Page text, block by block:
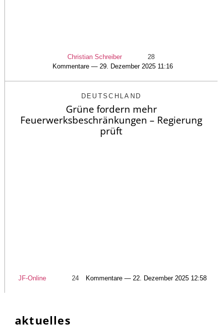
Christian Schreiber
28
Kommentare — 29. Dezember 2025 11:16
DEUTSCHLAND
Grüne fordern mehr
Feuerwerksbeschränkungen – Regierung
prüft
JF-Online 24 Kommentare — 22. Dezember 2025 12:58
aktuelles